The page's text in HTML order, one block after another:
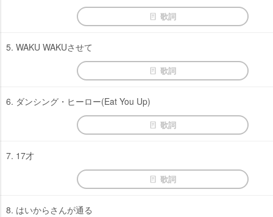
歌詞
5. WAKU WAKUさせて
歌詞
6. ダンシング・ヒーロー(Eat You Up)
歌詞
7. 17才
歌詞
8. はいからさんが通る